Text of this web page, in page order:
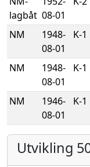
lagbåt 08-01
NM
1948-
08-01
K-1
NM
1948-
08-01
K-1
NM
1946-
08-01
K-1
Utvikling